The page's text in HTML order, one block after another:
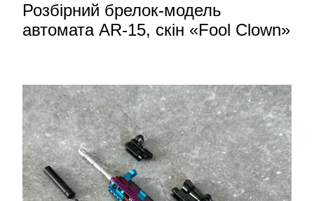
Розбірний брелок-модель
автомата AR-15, скін «Fool Clown»